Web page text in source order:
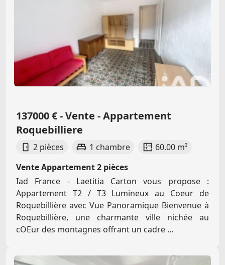
137000 € - Vente - Appartement
Roquebilliere
2 pièces 1 chambre
60.00 m²
Vente Appartement 2 pièces
Iad France - Laetitia Carton vous propose :
Appartement T2 / T3 Lumineux au Coeur de
Roquebillière avec Vue Panoramique Bienvenue à
Roquebillière, une charmante ville nichée au
cOEur des montagnes offrant un cadre ...